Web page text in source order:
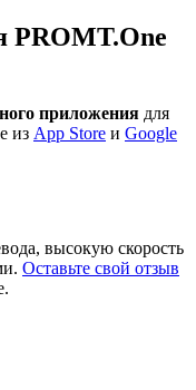
PROMT.One
приложения для
из App Store и Google
высокую скорость
Оставьте свой отзыв